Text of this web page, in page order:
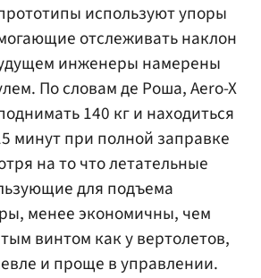
используют упоры
отслеживать наклон
инженеры намерены
По словам де Роша, Aero-X
140 кг и находиться
минут при полной заправке
на то что летательные
для подъема
менее экономичны, чем
винтом как у вертолетов,
и проще в управлении.